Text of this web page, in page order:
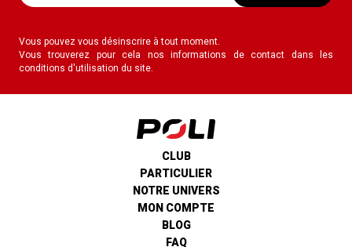
Vous pouvez vous désinscrire à tout moment.
Vous trouverez pour cela nos informations de contact dans les
conditions d'utilisation du site.
CLUB
PARTICULIER
NOTRE UNIVERS
MON COMPTE
BLOG
FAQ